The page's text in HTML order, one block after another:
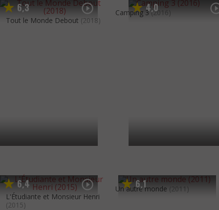
6,3
Tout le Monde Debout (2018)
4,0
Camping 3 (2016)
6,4
L'Étudiante et Monsieur Henri
(2015)
6,1
Un autre monde (2011)